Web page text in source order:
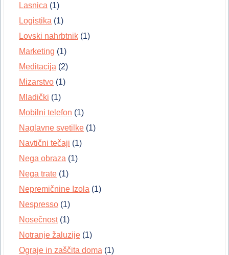
Lasnica (1)
Logistika (1)
Lovski nahrbtnik (1)
Marketing (1)
Meditacija (2)
Mizarstvo (1)
Mladički (1)
Mobilni telefon (1)
Naglavne svetilke (1)
Navtični tečaji (1)
Nega obraza (1)
Nega trate (1)
Nepremičnine Izola (1)
Nespresso (1)
Nosečnost(1)
Notranje žaluzije (1)
Ograje in zaščita doma (1)